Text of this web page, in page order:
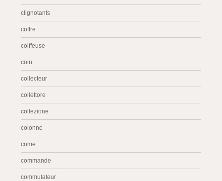
clignotants
coffre
coiffeuse
coin
collecteur
collettore
collezione
colonne
come
commande
commutateur